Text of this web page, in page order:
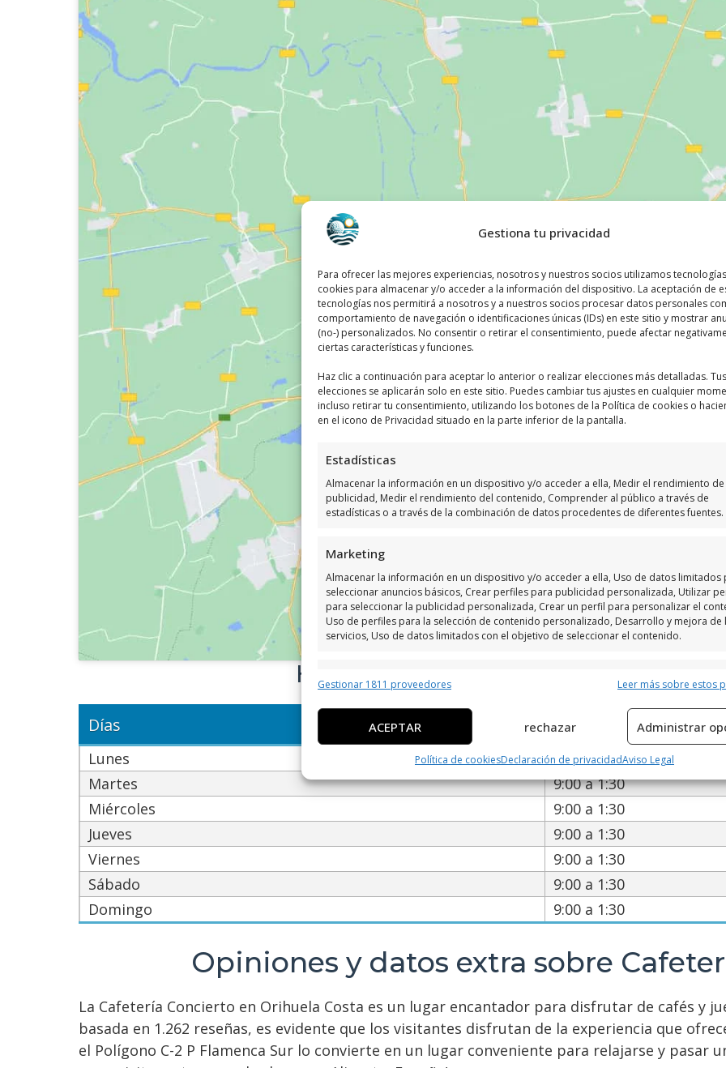
Gestiona tu privacidad
Para ofrecer las mejores experiencias, nosotros y nuestros socios utilizamos
cookies para almacenar y/o acceder a la información del dispositivo. La aceptación de
tecnologías nos permitirá a nosotros y a nuestros socios procesar datos personales
comportamiento de navegación o identificaciones únicas (IDs) en este sitio y mostrar
(no-) personalizados. No consentir o retirar el consentimiento, puede afectar
ciertas características y funciones.
Haz clic a continuación para aceptar lo anterior o realizar elecciones más detalladas. Tus
elecciones se aplicarán solo en este sitio. Puedes cambiar tus ajustes en cualquier
incluso retirar tu consentimiento, utilizando los botones de la Política de cookies o
en el icono de Privacidad situado en la parte inferior de la pantalla.
Estadísticas
Almacenar la información en un dispositivo y/o acceder a ella, Medir el rendimiento de
publicidad, Medir el rendimiento del contenido, Comprender al público a través de
estadísticas o a través de la combinación de datos procedentes de diferentes fuentes.
Marketing
Almacenar la información en un dispositivo y/o acceder a ella, Uso de datos limitados
seleccionar anuncios básicos, Crear perfiles para publicidad personalizada, Utilizar
para seleccionar la publicidad personalizada, Crear un perfil para personalizar el
Uso de perfiles para la selección de contenido personalizado, Desarrollo y mejora de
servicios, Uso de datos limitados con el objetivo de seleccionar el contenido.
Características
Vincular diferentes dispositivos, Identificación de dispositivos en función de la
información transmitida de forma automática.
Utilizar datos de localización geográfica precisa, Identificar los
dispositivos en función de la información solicitada activamente.
Garantizar la seguridad, evitar y detectar fraudes, y eliminar
fallos, Ofrecer y presentar publicidad y contenido, Guardar y
comunicar las preferencias de privacidad.
Gestionar 1811 proveedores Leer más sobre estos
ACEPTAR rechazar Administrar
Política de cookiesDeclaración de privacidadAviso Legal
Haz clic para aceptar márketing cookies y
habilitar este contenido
Horario de atención de Cafeteria
Días
Lunes
9:00 a 1:30
Martes
9:00 a 1:30
Miércoles
9:00 a 1:30
Jueves
9:00 a 1:30
Viernes
9:00 a 1:30
Sábado
9:00 a 1:30
Domingo
9:00 a 1:30
Opiniones y datos extra sobre
La Cafetería Concierto en Orihuela Costa es un lugar encantador para disfrutar de cafés y
basada en 1.262 reseñas, es evidente que los visitantes disfrutan de la experiencia que
el Polígono C-2 P Flamenca Sur lo convierte en un lugar conveniente para relajarse y pasar